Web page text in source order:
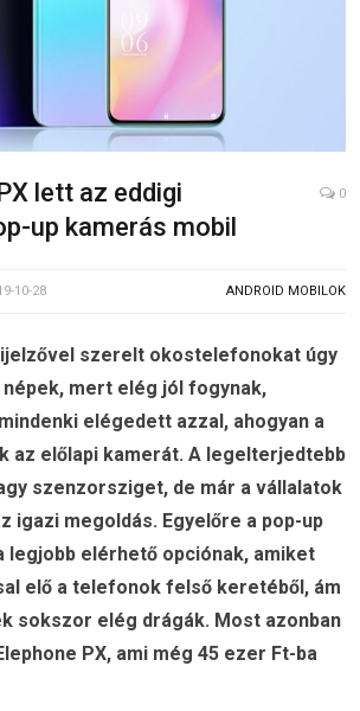
lett az eddigi
up kamerás mobil
0
10-28 ANDROID MOBILOK
szerelt okostelefonokat úgy
mert elég jól fogynak,
elégedett azzal, ahogyan a
az előlapi kamerát. A legelterjedtebb
szenzorsziget, de már a vállalatok
igazi megoldás. Egyelőre a pop-up
legjobb elérhető opciónak, amiket
elő a telefonok felső keretéből, ám
sokszor elég drágák. Most azonban
PX, ami még 45 ezer Ft-ba